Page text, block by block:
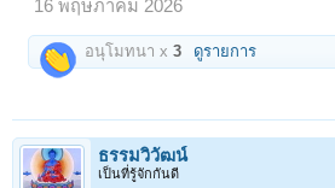
16 พฤษภาคม 2026
อนุโมทนา x3 ดูรายการ
ธรรมวิวัฒน์
เป็นที่รู้จักกันดี